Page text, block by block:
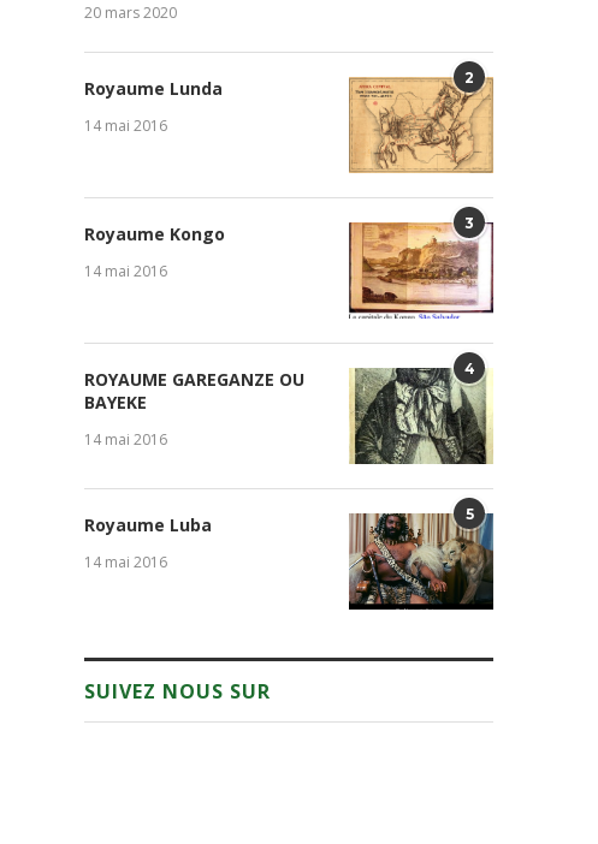
20 mars 2020
2
Royaume Lunda
14 mai 2016
3
Royaume Kongo
14 mai 2016
4
ROYAUME GAREGANZE OU
BAYEKE
14 mai 2016
5
Royaume Luba
14 mai 2016
SUIVEZ NOUS SUR